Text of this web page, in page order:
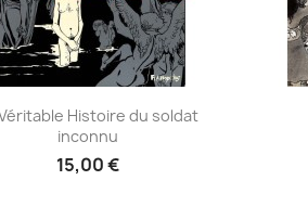
Aperçu rapide
Histoire du soldat
inconnu
15,00 €